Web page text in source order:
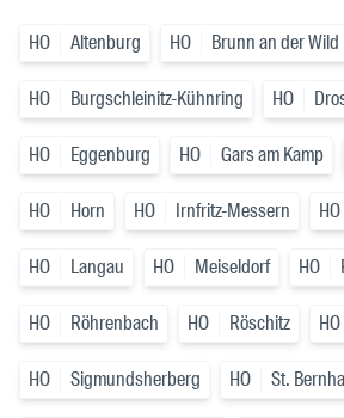
HO Altenburg HO Brunn an der Wild
HO Burgschleinitz-Kühnring HO
HO Eggenburg HO Gars am Kamp
HO Horn HO Irnfritz-Messern HO
HO Langau HO Meiseldorf HO
HO Röhrenbach HO Röschitz HO
HO Sigmundsherberg HO St.